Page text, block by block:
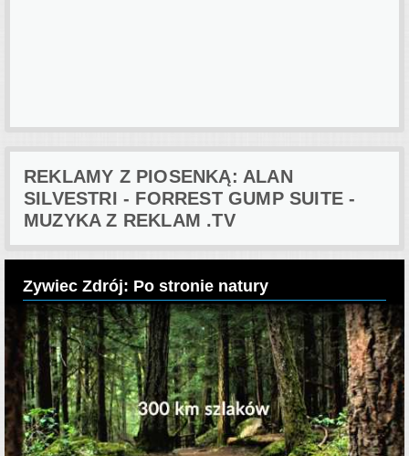
REKLAMY Z PIOSENKĄ: ALAN
SILVESTRI - FORREST GUMP SUITE -
MUZYKA Z REKLAM .TV
Zywiec Zdrój: Po stronie natury